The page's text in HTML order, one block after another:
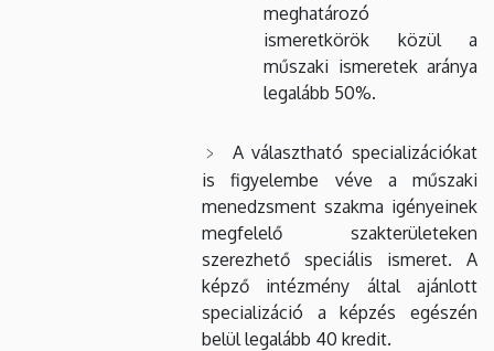
meghatározó
ismeretkörök közül a
műszaki ismeretek aránya
legalább 50%.
A választható specializációkat
is figyelembe véve a műszaki
menedzsment szakma igényeinek
megfelelő szakterületeken
szerezhető speciális ismeret. A
képző intézmény által ajánlott
specializáció a képzés egészén
belül legalább 40 kredit.